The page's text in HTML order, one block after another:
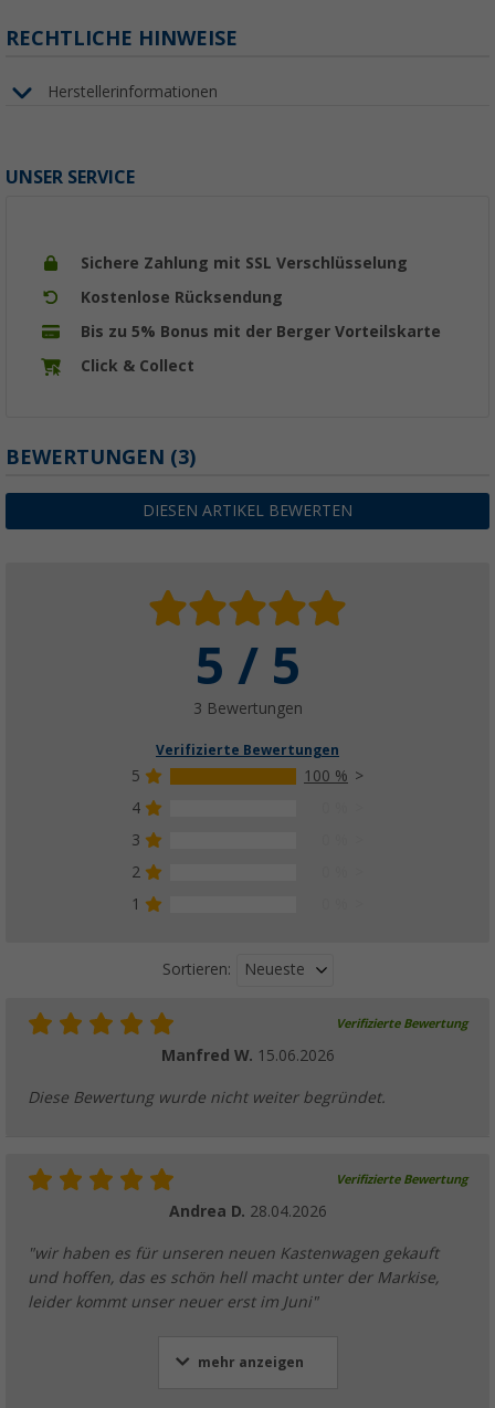
RECHTLICHE HINWEISE
Herstellerinformationen
UNSER SERVICE
Sichere Zahlung mit SSL Verschlüsselung
Kostenlose Rücksendung
Bis zu 5% Bonus mit der Berger Vorteilskarte
Click & Collect
BEWERTUNGEN (3)
DIESEN ARTIKEL BEWERTEN
5 / 5
3 Bewertungen
Verifizierte Bewertungen
5
100 %
4
3
2
1
Sortieren: Neueste
Verifizierte Bewertung
Manfred W. 15.06.2026
Diese Bewertung wurde nicht weiter begründet.
Verifizierte Bewertung
Andrea D. 28.04.2026
"wir haben es für unseren neuen Kastenwagen gekauft
und hoffen, das es schön hell macht unter der Markise,
leider kommt unser neuer erst im Juni"
mehr anzeigen